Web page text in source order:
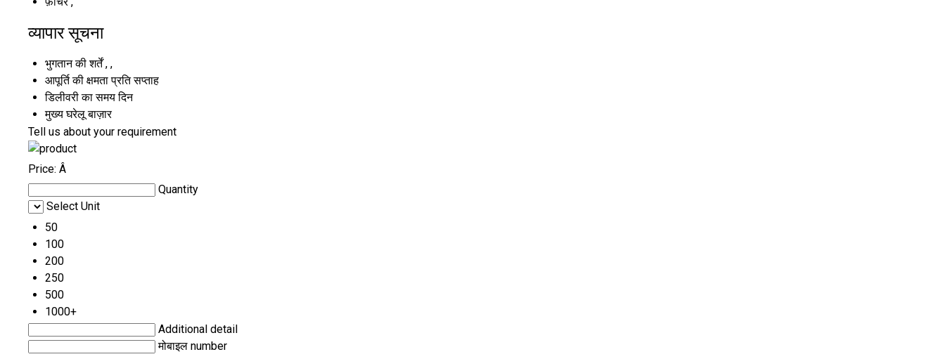
व्यापार सूचना
भुगतान की शर्तें , ,
आपूर्ति की क्षमता प्रति सप्ताह
डिलीवरी का समय दिन
मुख्य घरेलू बाज़ार
Tell us about your requirement
Price: Â
Quantity
Select Unit
50
100
200
250
500
1000+
Additional detail
मोबाइल number